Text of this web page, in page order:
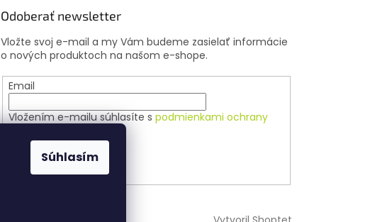
Súhlasím
Odoberať newsletter
Vložte svoj e-mail a my Vám budeme zasielať informácie
o nových produktoch na našom e-shope.
Email
Vložením e-mailu súhlasíte spodmienkami ochrany
PRIHLÁSIŤ SA